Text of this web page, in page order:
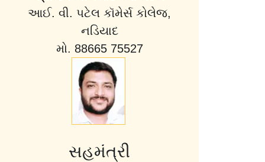
આઈ. વી. પટેલ કૉમેર્સ કોલેજ,
નડિયાદ
મો. 88665 75527
સહમંત્રી